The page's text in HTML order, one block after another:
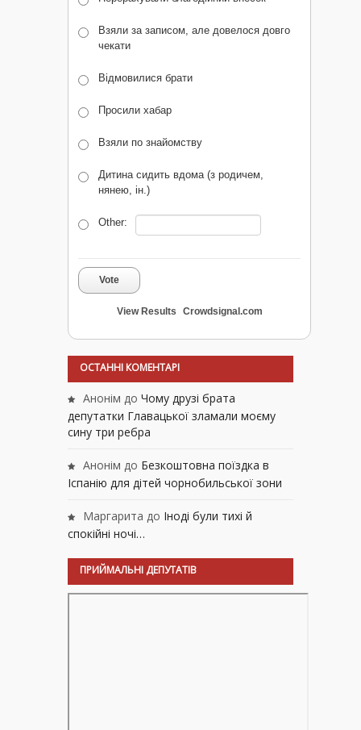
Взяли за записом, але довелося довго
чекати
Відмовилися брати
Просили хабар
Взяли по знайомству
Дитина сидить вдома (з родичем,
нянею, ін.)
Other:
Vote
View Results Crowdsignal.com
ОСТАННІ КОМЕНТАРІ
Анонім до Чому друзі брата
депутатки Главацької зламали моєму
сину три ребра
Анонім до Безкоштовна поїздка в
Іспанію для дітей чорнобильської зони
Маргарита до Іноді були тихі й
спокійні ночі…
ПРИЙМАЛЬНІ ДЕПУТАТІВ